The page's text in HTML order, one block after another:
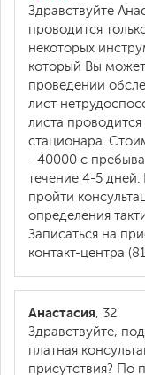
Здравствуйте
проводится
некоторых
который Вы
проведении
лист
листа
стационара.
- 40000 с
течение 4-5
пройти
определения
Записаться на
контакт-центра
Анастасия, 32
Здравствуйте,
платная
присутствия? По